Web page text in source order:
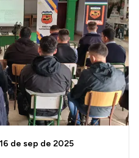
16 de sep de 2025